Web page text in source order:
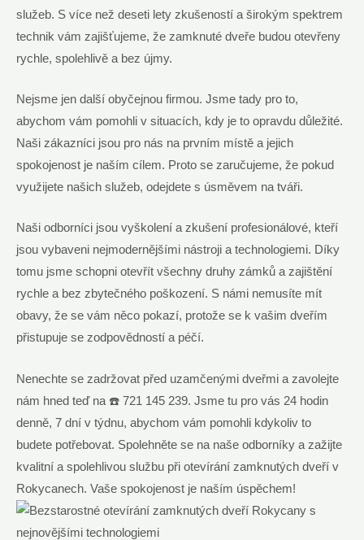
služeb. S více než deseti lety zkušeností a širokým spektrem
technik vám zajišťujeme, že zamknuté dveře budou otevřeny
rychle, spolehlivě a bez újmy.
Nejsme jen další obyčejnou firmou. Jsme tady pro to,
abychom vám pomohli v situacích, kdy je to opravdu důležité.
Naši zákazníci jsou pro nás na prvním místě a jejich
spokojenost je naším cílem. Proto se zaručujeme, že pokud
využijete našich služeb, odejdete s úsměvem na tváři.
Naši odborníci jsou vyškolení a zkušení profesionálové, kteří
jsou vybaveni nejmodernějšími nástroji a technologiemi. Díky
tomu jsme schopni otevřít všechny druhy zámků a zajištění
rychle a bez zbytečného poškození. S námi nemusíte mít
obavy, že se vám něco pokazí, protože se k vašim dveřím
přistupuje se zodpovědností a péčí.
Nenechte se zadržovat před uzamčenými dveřmi a zavolejte
nám hned teď na ☎️ 721 145 239. Jsme tu pro vás 24 hodin
denně, 7 dní v týdnu, abychom vám pomohli kdykoliv to
budete potřebovat. Spolehněte se na naše odborníky a zažijte
kvalitní a spolehlivou službu při otevírání zamknutých dveří v
Rokycanech. Vaše spokojenost je naším úspěchem!